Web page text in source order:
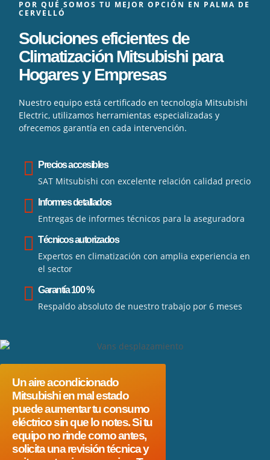
POR QUÉ SOMOS TU MEJOR OPCIÓN EN PALMA DE
CERVELLÓ
Soluciones eficientes de
Climatización Mitsubishi para
Hogares y Empresas
Nuestro equipo está certificado en tecnología Mitsubishi
Electric, utilizamos herramientas especializadas y
ofrecemos garantía en cada intervención.
Precios accesibles
SAT Mitsubishi con excelente relación calidad precio
Informes detallados
Entregas de informes técnicos para la aseguradora
Técnicos autorizados
Expertos en climatización con amplia experiencia en
el sector
Garantía 100 %
Respaldo absoluto de nuestro trabajo por 6 meses
Un aire acondicionado
Mitsubishi en mal estado
puede aumentar tu consumo
eléctrico sin que lo notes. Si tu
equipo no rinde como antes,
solicita una revisión técnica y